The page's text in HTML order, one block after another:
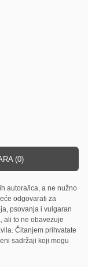
(0)
autora/ica, a ne nužno
odgovarati za
psovanja i vulgaran
ali to ne obavezuje
Čitanjem prihvatate
sadržaji koji mogu